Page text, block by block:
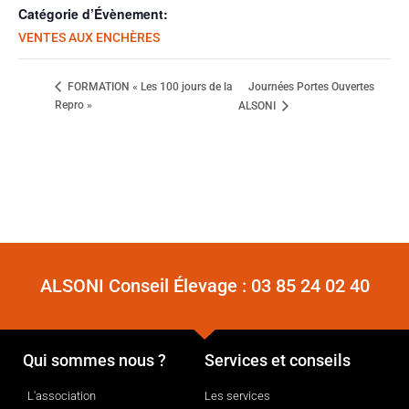
Catégorie d’Évènement:
VENTES AUX ENCHÈRES
FORMATION « Les 100 jours de la
Repro »
Journées Portes Ouvertes
ALSONI
ALSONI Conseil Élevage : 03 85 24 02 40
Qui sommes nous ?
L'association
Services et conseils
Les services